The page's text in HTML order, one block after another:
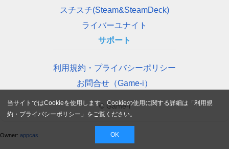
スチスチ(Steam&SteamDeck)
ライバーユナイト
サポート
利用規約・プライバシーポリシー
お問合せ（Game-i）
© Game-i
Owner: appcas
当サイトではCookieを使用します。Cookieの使用に関する詳細は「利用規
約・プライバシーポリシー 」をご覧ください。
OK